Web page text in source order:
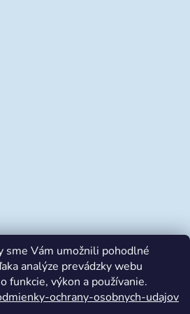
Facebook
sme Vám umožnili pohodlné
analýze prevádzky webu
funkcie, výkon a používanie.
ochrany-osobnych-udajov